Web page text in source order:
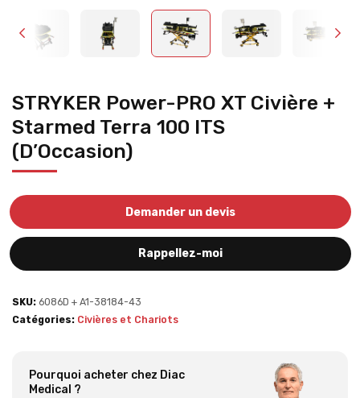
STRYKER Power-PRO XT Civière +
Starmed Terra 100 ITS
(D’Occasion)
Demander un devis
Rappellez-moi
SKU: 6086D + A1-38184-43
Catégories: Civières et Chariots
Pourquoi acheter chez Diac
Medical ?